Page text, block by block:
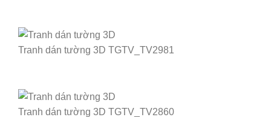
Tranh dán tường 3D TGTV_TV2981
Tranh dán tường 3D TGTV_TV2860